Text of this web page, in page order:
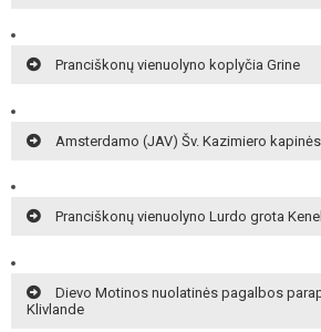
Pranciškonų vienuolyno koplyčia Grine
Amsterdamo (JAV) Šv. Kazimiero
Pranciškonų vienuolyno Lurdo grota
Dievo Motinos nuolatinės pagalbos
Klivlande